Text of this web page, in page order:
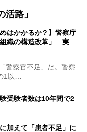
路」
はかかるか？】警察庁
織の構造改革」 実
警察官不足」だ。警察
1以…
受験者数は10年間で2
加えて「患者不足」に